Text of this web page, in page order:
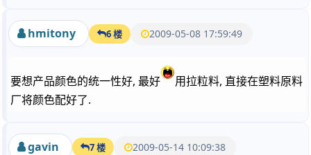
hmitony 6 楼 2009-05-08 17:59:49
要想产品颜色的统一性好, 最好
用拉粒料, 直接在塑料原料
厂将颜色配好了.
gavin 7 楼 2009-05-14 10:09:38